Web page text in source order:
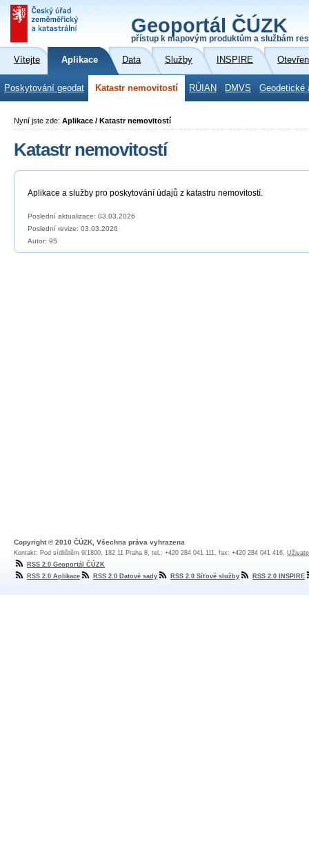
Geoportál ČÚZK
přístup k mapovým produktům a službám
Vítejte Aplikace Data Služby INSPIRE
Poskytování geodat Katastr nemovitostí RÚIAN DMVS Geodetické
Nyní jste zde: Aplikace / Katastr nemovitostí
Katastr nemovitostí
Aplikace a služby pro poskytování údajů z katastru nemovitostí.
Poslední aktualizace: 03.03.2026
Poslední revize: 03.03.2026
Autor: 95
Copyright © 2010 ČÚZK, Všechna práva vyhrazena
Kontakt: Pod sídlištěm 9/1800, 182 11 Praha 8, tel.: +420 284 041 111, fax: +420 284 041 416,
RSS 2.0 Geoportál ČÚZK
RSS 2.0 Aplikace
RSS 2.0 Datové sady RSS 2.0 Síťové služby RSS 2.0 INSPIRE